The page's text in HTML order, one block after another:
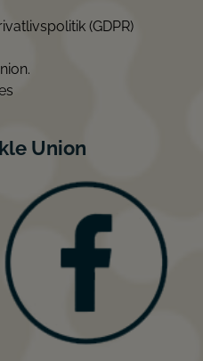
(GDPR)
Union